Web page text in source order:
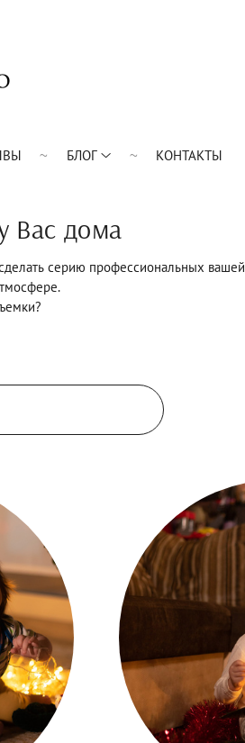
БЛОГ КОНТАКТЫ
Вас дома
серию профессиональных вашей